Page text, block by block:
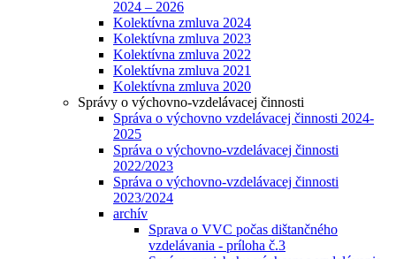
2024 – 2026
Kolektívna zmluva 2024
Kolektívna zmluva 2023
Kolektívna zmluva 2022
Kolektívna zmluva 2021
Kolektívna zmluva 2020
Správy o výchovno-vzdelávacej činnosti
Správa o výchovno vzdelávacej činnosti 2024-
2025
Správa o výchovno-vzdelávacej činnosti
2022/2023
Správa o výchovno-vzdelávacej činnosti
2023/2024
archív
Sprava o VVC počas dištančného
vzdelávania - príloha č.3